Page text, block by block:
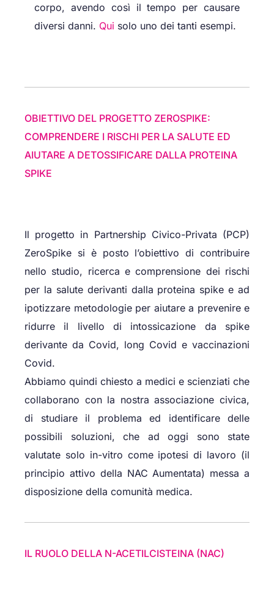
corpo, avendo così il tempo per causare
diversi danni. Qui solo uno dei tanti esempi.
OBIETTIVO DEL PROGETTO ZEROSPIKE:
COMPRENDERE I RISCHI PER LA SALUTE ED
AIUTARE A DETOSSIFICARE DALLA PROTEINA
SPIKE
Il progetto in Partnership Civico-Privata (PCP)
ZeroSpike si è posto l’obiettivo di contribuire
nello studio, ricerca e comprensione dei rischi
per la salute derivanti dalla proteina spike e ad
ipotizzare metodologie per aiutare a prevenire e
ridurre il livello di intossicazione da spike
derivante da Covid, long Covid e vaccinazioni
Covid.
Abbiamo quindi chiesto a medici e scienziati che
collaborano con la nostra associazione civica,
di studiare il problema ed identificare delle
possibili soluzioni, che ad oggi sono state
valutate solo in-vitro come ipotesi di lavoro (il
principio attivo della NAC Aumentata) messa a
disposizione della comunità medica.
IL RUOLO DELLA N-ACETILCISTEINA (NAC)